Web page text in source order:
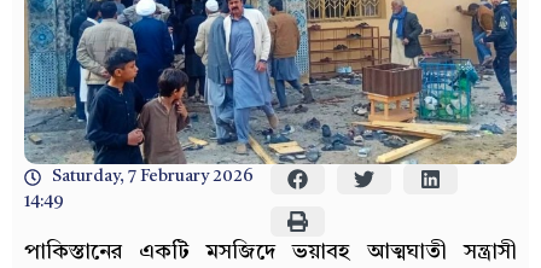
Saturday, 7 February 2026
14:49
পাকিস্তানের একটি মসজিদে ভয়াবহ আত্মঘাতী সন্ত্রাসী